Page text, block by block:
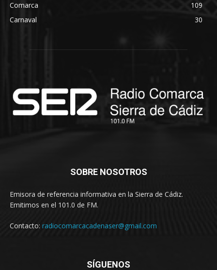
Comarca
109
Carnaval
30
SOBRE NOSOTROS
Emisora de referencia informativa en la Sierra de Cádiz.
Emitimos en el 101.0 de FM.
Contacto: radiocomarcacadenaser@gmail.com
SÍGUENOS